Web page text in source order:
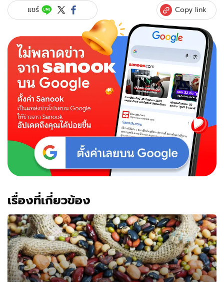
แชร์ Copy link
เรื่องที่เกี่ยวข้อง